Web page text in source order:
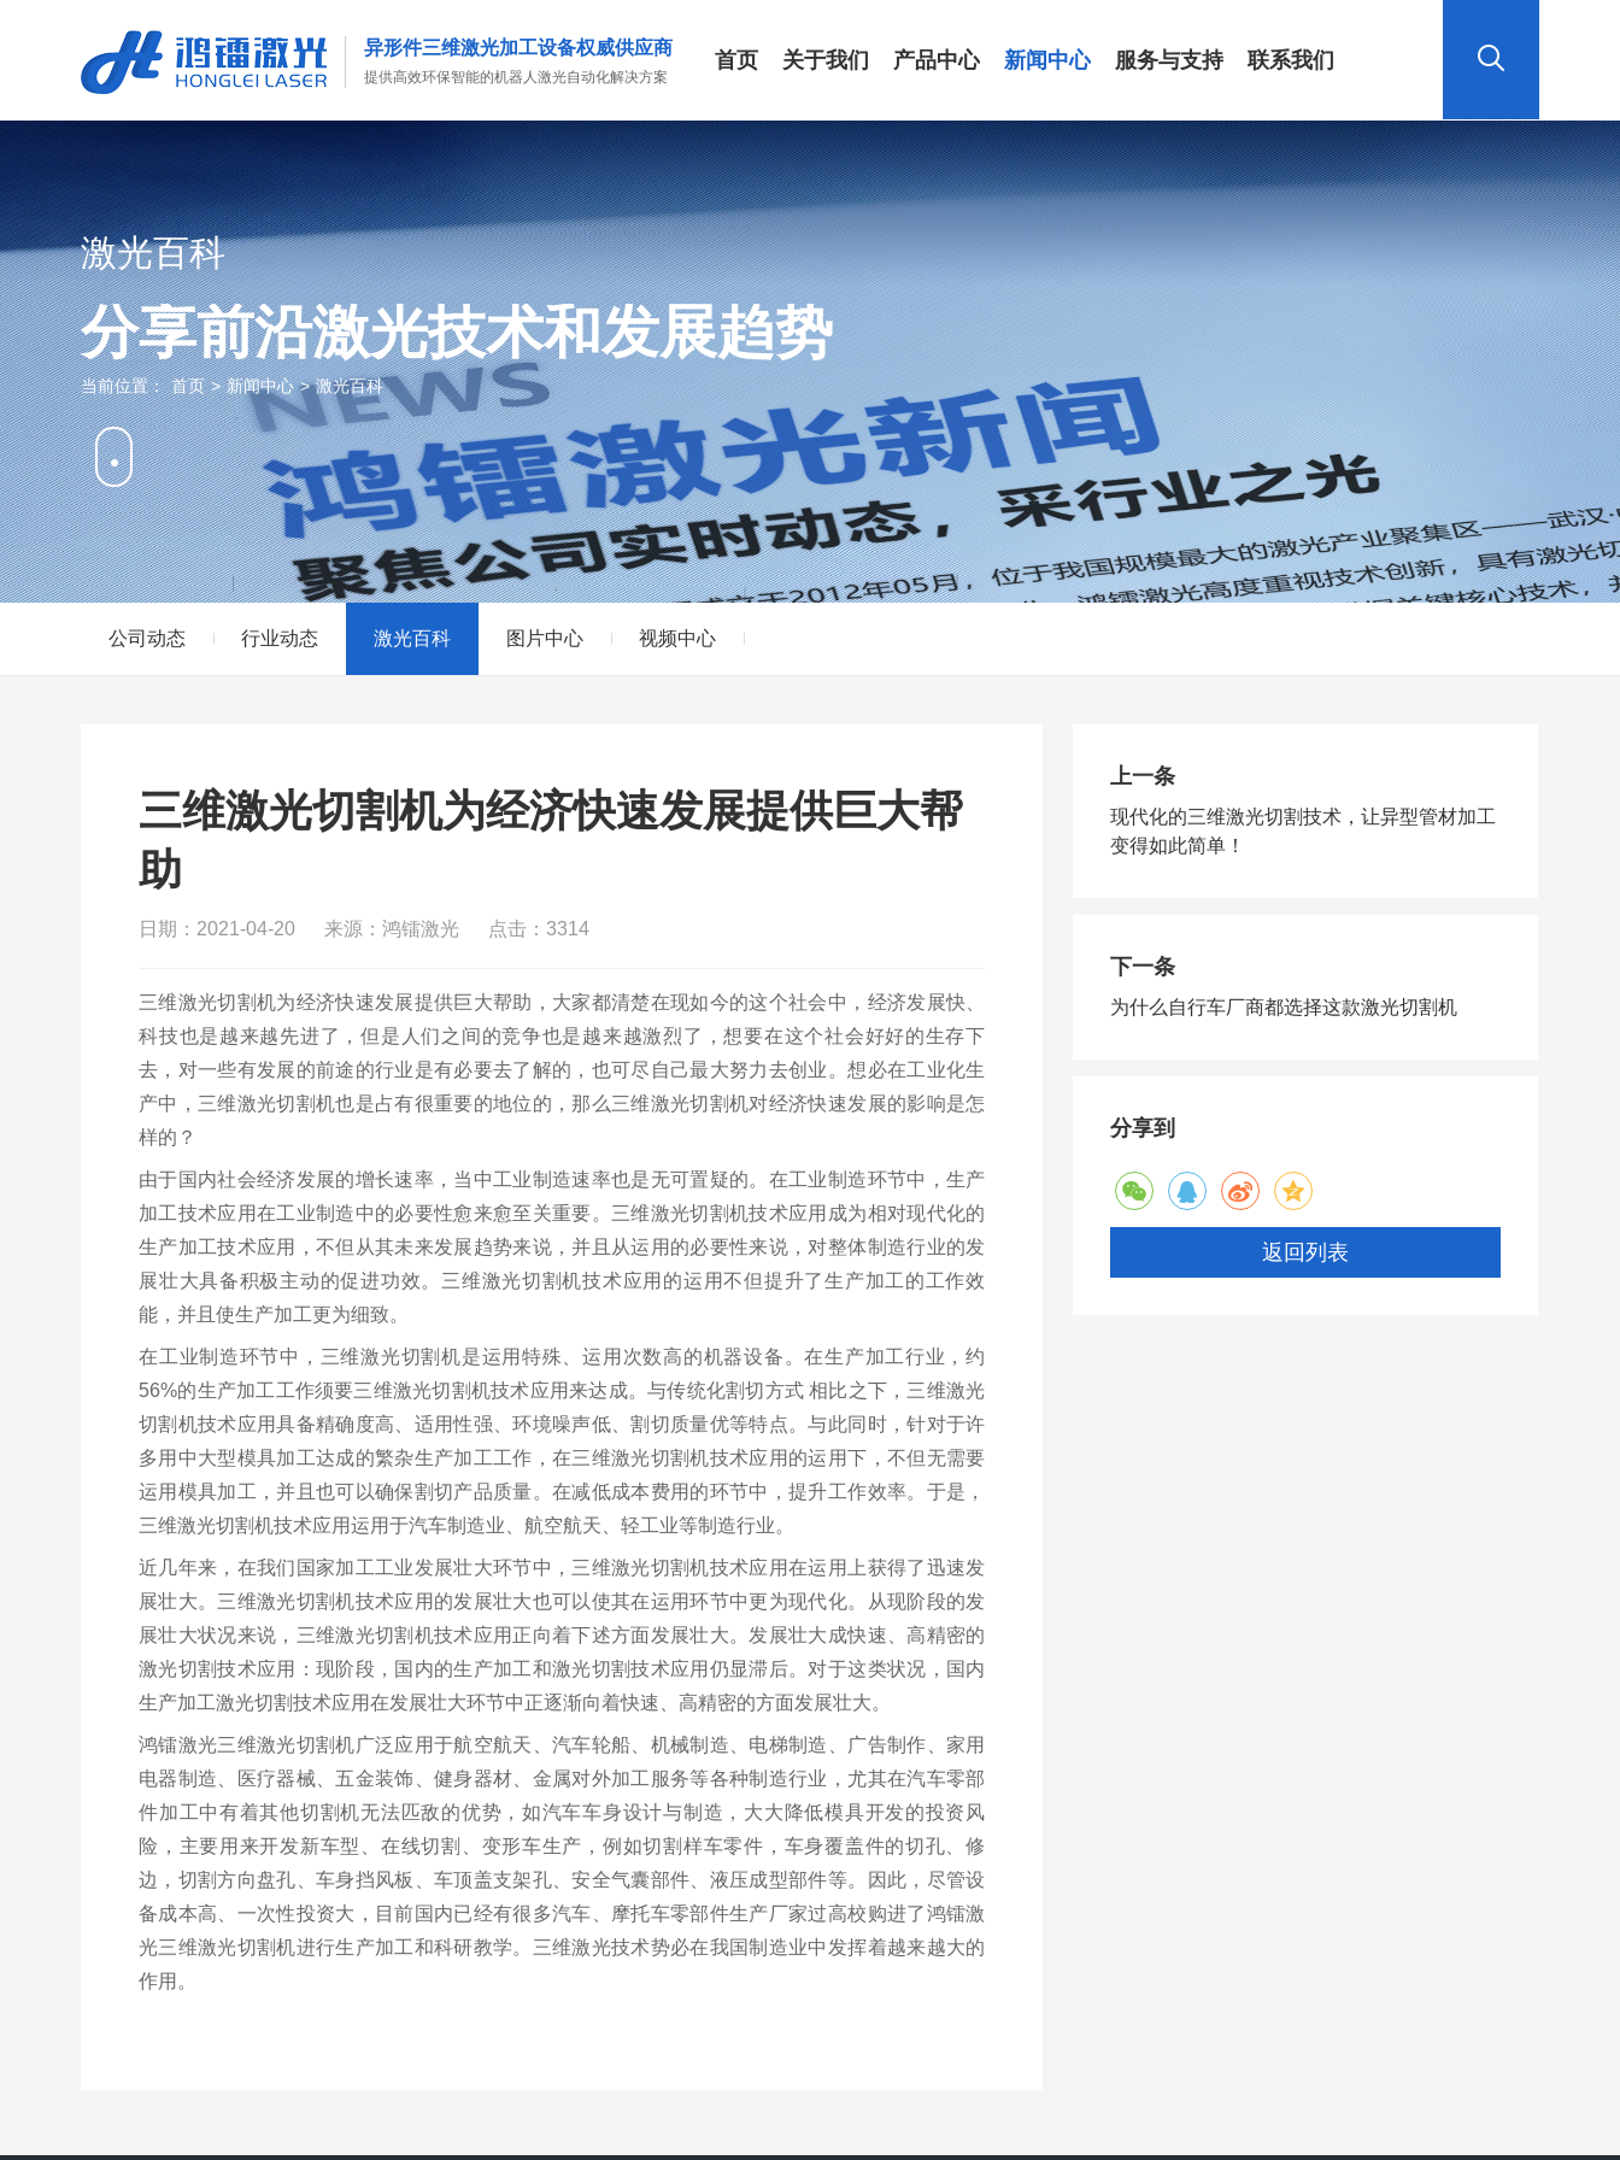
异形件三维激光加工设备权威供应商
提供高效环保智能的机器人激光自动化解决方案
首页 关于我们 产品中心 新闻中心 服务与支持 联系我们
激光百科
分享前沿激光技术和发展趋势
当前位置： 首页 > 新闻中心 > 激光百科
公司动态 行业动态 激光百科 图片中心 视频中心
三维激光切割机为经济快速发展提供巨大帮
助
日期：2021-04-20 来源：鸿镭激光 点击：3314
三维激光切割机为经济快速发展提供巨大帮助，大家都清楚在现如今的这个社会中，经济发展快、
科技也是越来越先进了，但是人们之间的竞争也是越来越激烈了，想要在这个社会好好的生存下
去，对一些有发展的前途的行业是有必要去了解的，也可尽自己最大努力去创业。想必在工业化生
产中，三维激光切割机也是占有很重要的地位的，那么三维激光切割机对经济快速发展的影响是怎
样的？
由于国内社会经济发展的增长速率，当中工业制造速率也是无可置疑的。在工业制造环节中，生产
加工技术应用在工业制造中的必要性愈来愈至关重要。三维激光切割机技术应用成为相对现代化的
生产加工技术应用，不但从其未来发展趋势来说，并且从运用的必要性来说，对整体制造行业的发
展壮大具备积极主动的促进功效。三维激光切割机技术应用的运用不但提升了生产加工的工作效
能，并且使生产加工更为细致。
在工业制造环节中，三维激光切割机是运用特殊、运用次数高的机器设备。在生产加工行业，约
56%的生产加工工作须要三维激光切割机技术应用来达成。与传统化割切方式 相比之下，三维激光
切割机技术应用具备精确度高、适用性强、环境噪声低、割切质量优等特点。与此同时，针对于许
多用中大型模具加工达成的繁杂生产加工工作，在三维激光切割机技术应用的运用下，不但无需要
运用模具加工，并且也可以确保割切产品质量。在减低成本费用的环节中，提升工作效率。于是，
三维激光切割机技术应用运用于汽车制造业、航空航天、轻工业等制造行业。
近几年来，在我们国家加工工业发展壮大环节中，三维激光切割机技术应用在运用上获得了迅速发
展壮大。三维激光切割机技术应用的发展壮大也可以使其在运用环节中更为现代化。从现阶段的发
展壮大状况来说，三维激光切割机技术应用正向着下述方面发展壮大。发展壮大成快速、高精密的
激光切割技术应用：现阶段，国内的生产加工和激光切割技术应用仍显滞后。对于这类状况，国内
生产加工激光切割技术应用在发展壮大环节中正逐渐向着快速、高精密的方面发展壮大。
鸿镭激光三维激光切割机广泛应用于航空航天、汽车轮船、机械制造、电梯制造、广告制作、家用
电器制造、医疗器械、五金装饰、健身器材、金属对外加工服务等各种制造行业，尤其在汽车零部
件加工中有着其他切割机无法匹敌的优势，如汽车车身设计与制造，大大降低模具开发的投资风
险，主要用来开发新车型、在线切割、变形车生产，例如切割样车零件，车身覆盖件的切孔、修
边，切割方向盘孔、车身挡风板、车顶盖支架孔、安全气囊部件、液压成型部件等。因此，尽管设
备成本高、一次性投资大，目前国内已经有很多汽车、摩托车零部件生产厂家过高校购进了鸿镭激
光三维激光切割机进行生产加工和科研教学。三维激光技术势必在我国制造业中发挥着越来越大的
作用。
上一条
现代化的三维激光切割技术，让异型管材加工
变得如此简单！
下一条
为什么自行车厂商都选择这款激光切割机
分享到
返回列表